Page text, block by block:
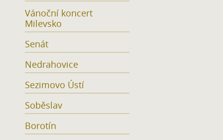
Vánoční koncert
Milevsko
Senát
Nedrahovice
Sezimovo Ústí
Soběslav
Borotín